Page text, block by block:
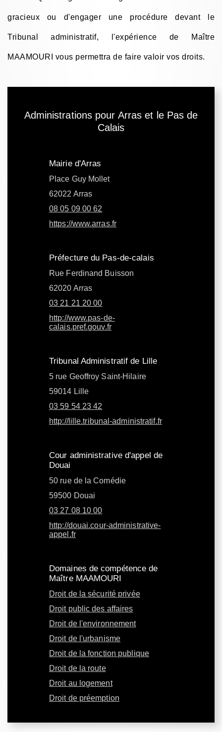
gracieux ou d'engager une procédure devant le
Tribunal administratif, l'expérience de Maître
MAAMOURI vous permettra de faire valoir vos droits.
Administrations pour Arras et le Pas de
Calais
Mairie d'Arras
Place Guy Mollet
62022 Arras
08 05 09 00 62
https://www.arras.fr
Préfecture du Pas-de-calais
Rue Ferdinand Buisson
62020 Arras
03 21 21 20 00
http://www.pas-de-
calais.pref.gouv.fr
Tribunal Administratif de Lille
5 rue Geoffroy Saint-Hilaire
59014 Lille
03 59 54 23 42
http://lille.tribunal-administratif.fr
Cour administrative d'appel de
Douai
50 rue de la Comédie
59500 Douai
03 27 08 10 00
http://douai.cour-administrative-
appel.fr
Domaines de compétence de
Maître MAAMOURI
Droit de la sécurité privée
Droit public des affaires
Droit de l'environnement
Droit de l'urbanisme
Droit de la fonction publique
Droit de la route
Droit au logement
Droit de préemption